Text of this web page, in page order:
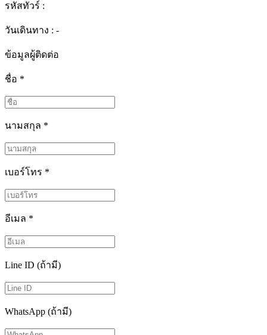
รหัสทัวร์ :
วันเดินทาง : -
ข้อมูลผู้ติดต่อ
ชื่อ *
นามสกุล *
เบอร์โทร *
อีเมล *
Line ID (ถ้ามี)
WhatsApp (ถ้ามี)